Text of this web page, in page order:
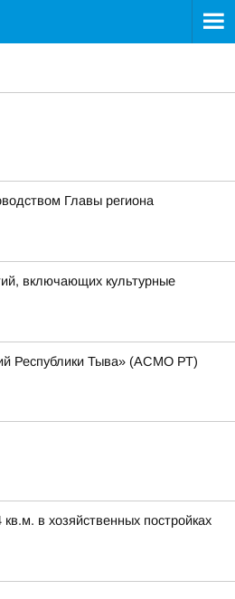
Главы региона
включающих культурные
Республики Тыва» (АСМО РТ)
в хозяйственных постройках